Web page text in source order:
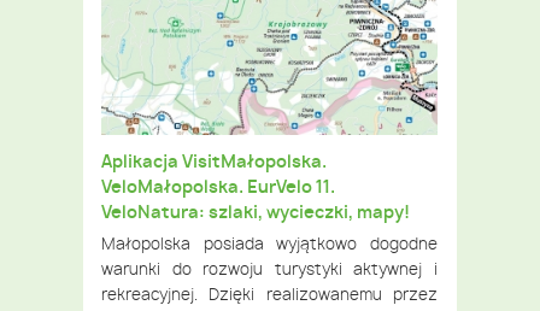
Aplikacja VisitMałopolska.
VeloMałopolska. EurVelo 11.
VeloNatura: szlaki, wycieczki, mapy!
Małopolska posiada wyjątkowo dogodne
warunki do rozwoju turystyki aktywnej i
rekreacyjnej. Dzięki realizowanemu przez